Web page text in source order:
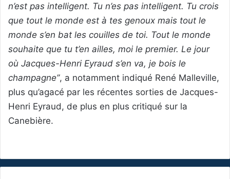
n’est pas intelligent. Tu n’es pas intelligent. Tu crois
que tout le monde est à tes genoux mais tout le
monde s’en bat les couilles de toi. Tout le monde
souhaite que tu t’en ailles, moi le premier. Le jour
où Jacques-Henri Eyraud s’en va, je bois le
champagne”, a notamment indiqué René Malleville,
plus qu’agacé par les récentes sorties de Jacques-
Henri Eyraud, de plus en plus critiqué sur la
Canebière.